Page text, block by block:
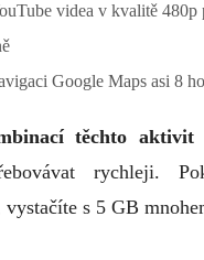
videa v kvalitě 480p
Google Maps asi 8
těchto aktivit
rychleji.
s 5 GB